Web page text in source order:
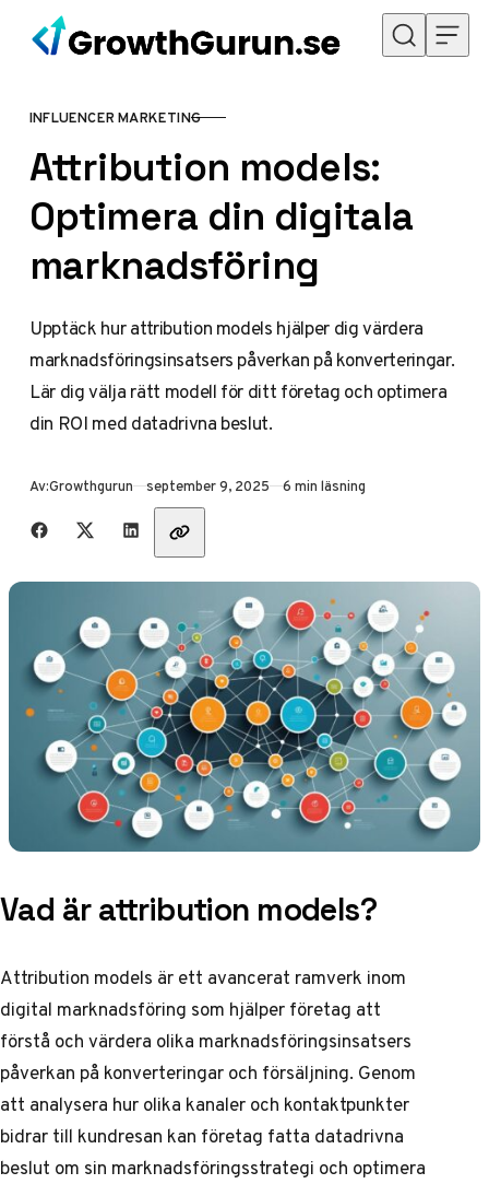
Hoppa till innehåll
KATEGORI
INFLUENCER MARKETING
Attribution models:
Optimera din digitala
marknadsföring
Upptäck hur attribution models hjälper dig värdera
marknadsföringsinsatsers påverkan på konverteringar.
Lär dig välja rätt modell för ditt företag och optimera
din ROI med datadrivna beslut.
Av:Growthgurun Publicerad
september 9, 2025 6 min läsning
Dela med vänner
Vad är attribution models?
Attribution models är ett avancerat ramverk inom
digital marknadsföring som hjälper företag att
förstå och värdera olika marknadsföringsinsatsers
påverkan på konverteringar och försäljning. Genom
att analysera hur olika kanaler och kontaktpunkter
bidrar till kundresan kan företag fatta datadrivna
beslut om sin marknadsföringsstrategi och optimera